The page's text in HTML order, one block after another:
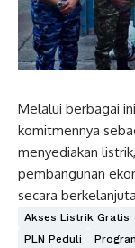
Melalui berbagai
komitmennya
menyediakan
pembangunan
secara
Akses Listrik Gratis
PLN Peduli